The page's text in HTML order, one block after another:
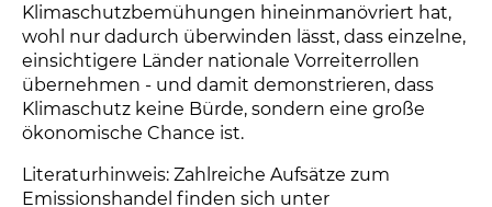
Klimaschutzbemühungen hineinmanövriert hat,
wohl nur dadurch überwinden lässt, dass einzelne,
einsichtigere Länder nationale Vorreiterrollen
übernehmen - und damit demonstrieren, dass
Klimaschutz keine Bürde, sondern eine große
ökonomische Chance ist.
Literaturhinweis: Zahlreiche Aufsätze zum
Emissionshandel finden sich unter